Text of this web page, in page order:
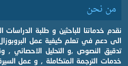
من نحن
نقدم خدماتنا للباحثين و طلبة الدراسات
الى دعم في تعلم كيفية عمل
تدقيق النصوص ,و التحليل الاحصائي ,
خدمات الترجمة المتكاملة , و عمل